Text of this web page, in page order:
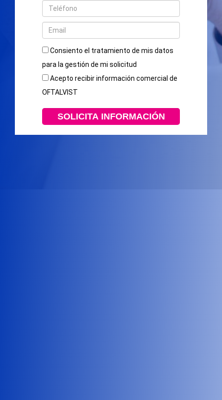
Consiento el tratamiento de mis datos
para la gestión de mi solicitud
Acepto recibir información comercial de
OFTALVIST